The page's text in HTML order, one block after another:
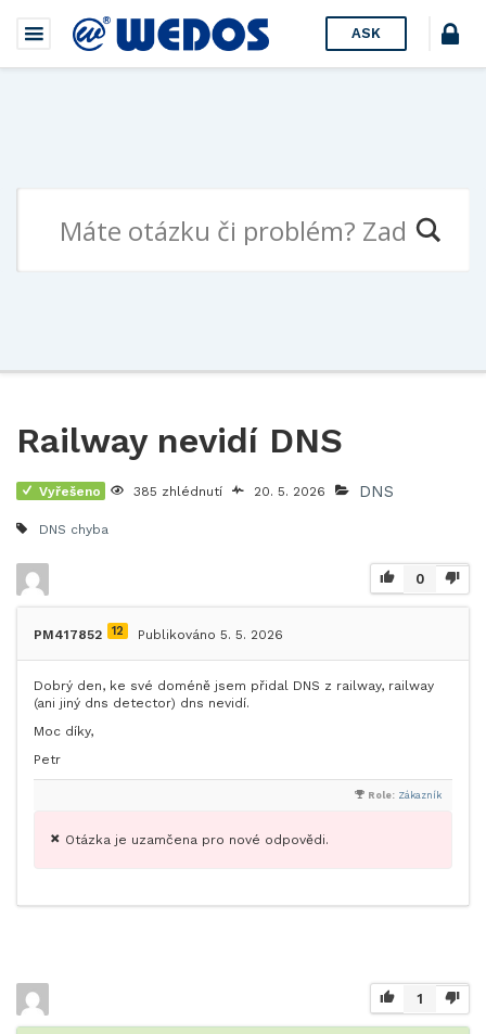
ASK
Railway nevidí DNS
Vyřešeno 385 zhlédnutí 20. 5. 2026 DNS
DNS chyba
0
PM417852 12 Publikováno 5. 5. 2026
Dobrý den, ke své doméně jsem přidal DNS z railway, railway
(ani jiný dns detector) dns nevidí.
Moc díky,
Petr
Role: Zákazník
Otázka je uzamčena pro nové odpovědi.
1